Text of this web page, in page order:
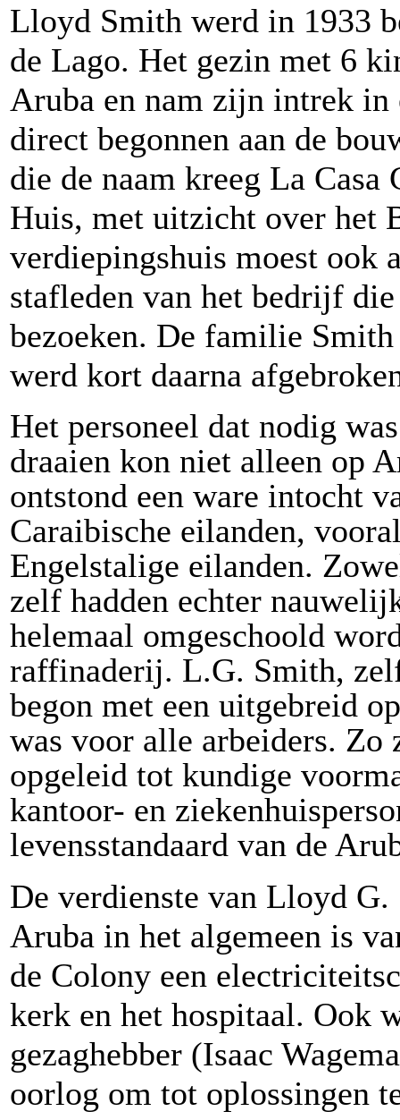
Lloyd Smith werd in 1933
de Lago. Het gezin met 6
Aruba en nam zijn intrek in
direct begonnen aan de
die de naam kreeg La Casa
Huis, met uitzicht over het
verdiepingshuis moest ook
stafleden van het bedrijf
bezoeken. De familie
werd kort daarna
Het personeel dat nodig
draaien kon niet alleen op
ontstond een ware intocht
Caraibische eilanden,
Engelstalige eilanden.
zelf hadden echter
helemaal omgeschoold
raffinaderij. L.G. Smith,
begon met een uitgebreid
was voor alle arbeiders. Zo
opgeleid tot kundige
kantoor- en
levensstandaard van de
De verdienste van Lloyd
Aruba in het algemeen is
de Colony een
kerk en het hospitaal. Ook
gezaghebber (Isaac
oorlog om tot oplossingen